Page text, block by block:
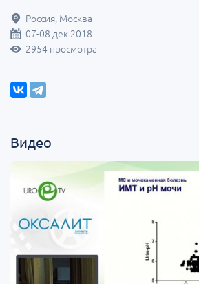
Россия, Москва
07-08 дек 2018
2954 просмотра
Видео